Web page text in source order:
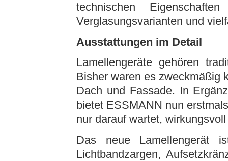
technischen
Verglasungsvarianten und
Ausstattungen im Detail
Lamellengeräte gehören
Bisher waren es zweckmäßig
Dach und Fassade. In
bietet ESSMANN nun
nur darauf wartet,
Das neue Lamellengerät
Lichtbandzargen,